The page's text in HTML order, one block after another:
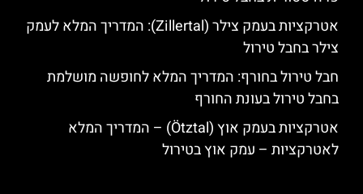
אטרקציות בעמק צילר (Zillertal): המדריך המלא לעמק
צילר בחבל טירול
חבל טירול בחורף: המדריך המלא לחופשה מושלמת
בחבל טירול בעונת החורף
אטרקציות בעמק אוץ (Ötztal) – המדריך המלא
לאטרקציות – עמק אוץ בטירול